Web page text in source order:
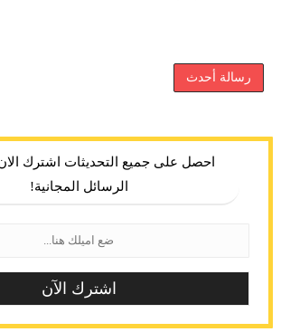
رسالة أحدث
احصل على جميع التحديثات اشترك
الرسائل المجانية!